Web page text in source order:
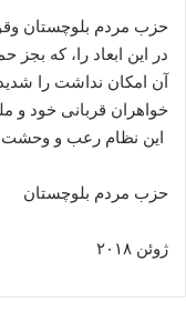
حزب مردم بلوچستان
در این ابعاد را، که
آن امکان نداشت را
خواهران قربانی خود و
این نظام رعب و وحشت
حزب مردم بلوچستان
ژوئن ۲۰۱۸